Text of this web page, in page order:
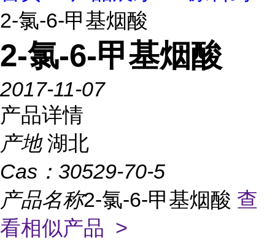
2-氯-6-甲基烟酸
2-氯-6-甲基烟酸
2017-11-07
产品详情
产地 湖北
Cas： 30529-70-5
产品名称2-氯-6-甲基烟酸 查
看相似产品 >